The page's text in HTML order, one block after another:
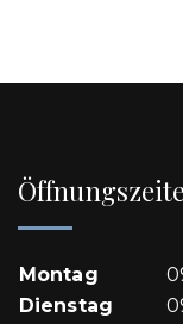
Montag
Dienstag